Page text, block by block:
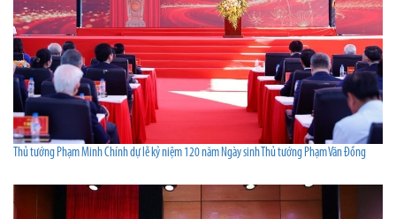
Thủ tướng Phạm Minh Chính dự lễ kỷ niệm 120 năm Ngày sinh Thủ tướng Phạm Văn Đồng